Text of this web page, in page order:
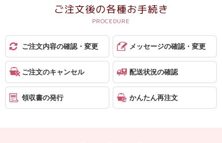
せ
ご注文後の各種お手続き
ご注文内容の確認・変更 メッセージの確認・変更
ご注文のキャンセル 配送状況の確認
領収書の発行 かんたん再注文